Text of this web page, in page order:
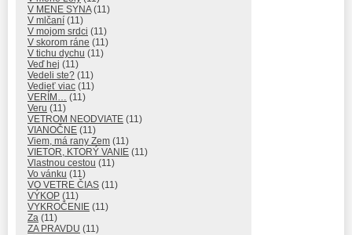
V MENE SYNA(11)
V mlčaní (11)
V mojom srdci (11)
V skorom ráne (11)
V tichu dychu (11)
Veď hej (11)
Vedeli ste? (11)
Vedieť viac (11)
VERÍM… (11)
Veru (11)
VETROM NEODVIATE (11)
VIANOČNE (11)
Viem, má rany Zem (11)
VIETOR, KTORÝ VANIE (11)
Vlastnou cestou (11)
Vo vánku (11)
VO VETRE ČIAS (11)
VÝKOP (11)
VYKROČENIE (11)
Za (11)
ZA PRAVDU (11)